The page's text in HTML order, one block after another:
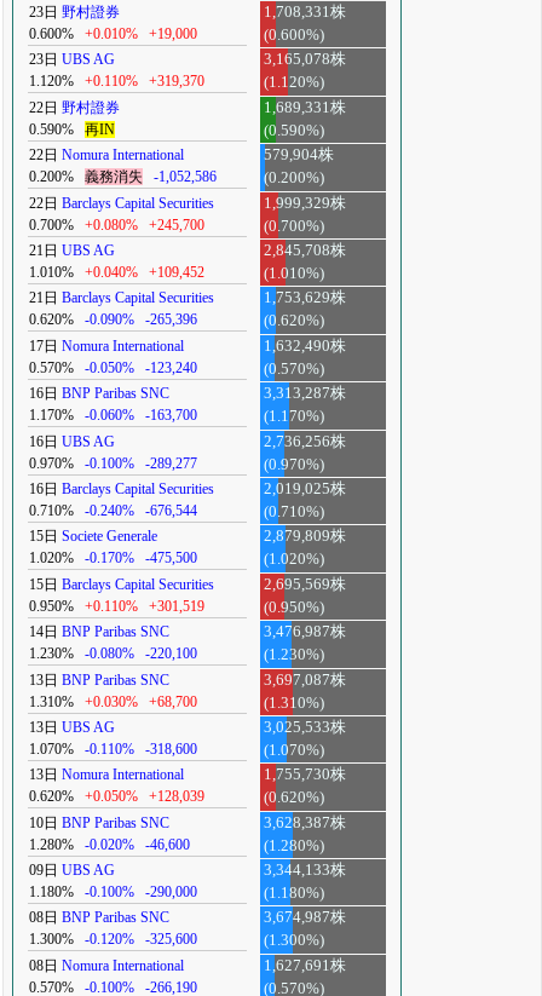
23日 野村證券
0.600%
+0.010% +19,000
1,708,331株
(0.600%)
23日 UBS AG
1.120%
+0.110% +319,370
3,165,078株
(1.120%)
22日 野村證券
0.590%
再IN
1,689,331株
(0.590%)
22日 Nomura International
0.200%
義務消失 -1,052,586
579,904株
(0.200%)
22日 Barclays Capital Securities
0.700%
+0.080% +245,700
1,999,329株
(0.700%)
21日 UBS AG
1.010%
+0.040% +109,452
2,845,708株
(1.010%)
21日 Barclays Capital Securities
0.620%
-0.090% -265,396
1,753,629株
(0.620%)
17日 Nomura International
0.570%
-0.050% -123,240
1,632,490株
(0.570%)
16日 BNP Paribas SNC
1.170%
-0.060% -163,700
3,313,287株
(1.170%)
16日 UBS AG
0.970%
-0.100% -289,277
2,736,256株
(0.970%)
16日 Barclays Capital Securities
0.710%
-0.240% -676,544
2,019,025株
(0.710%)
15日 Societe Generale
1.020%
-0.170% -475,500
2,879,809株
(1.020%)
15日 Barclays Capital Securities
0.950%
+0.110% +301,519
2,695,569株
(0.950%)
14日 BNP Paribas SNC
1.230%
-0.080% -220,100
3,476,987株
(1.230%)
13日 BNP Paribas SNC
1.310%
+0.030% +68,700
3,697,087株
(1.310%)
13日 UBS AG
1.070%
-0.110% -318,600
3,025,533株
(1.070%)
13日 Nomura International
0.620%
+0.050% +128,039
1,755,730株
(0.620%)
10日 BNP Paribas SNC
1.280%
-0.020% -46,600
3,628,387株
(1.280%)
09日 UBS AG
1.180%
-0.100% -290,000
3,344,133株
(1.180%)
08日 BNP Paribas SNC
1.300%
-0.120% -325,600
3,674,987株
(1.300%)
08日 Nomura International
0.570%
-0.100% -266,190
1,627,691株
(0.570%)